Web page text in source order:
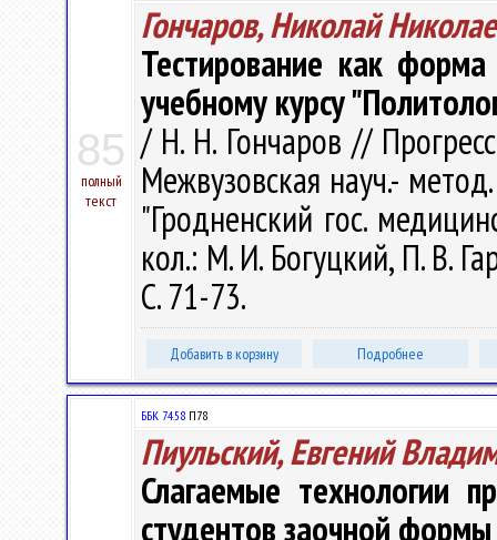
85
полный
текст
Гончаров, Николай
Тестирование как
учебному курсу
/ Н. Н. Гончаров //
Межвузовская науч.-
"Гродненский гос.
кол.: М. И. Богуцкий, П. В.
С. 71-73.
Добавить в корзину Подробнее
ББК 74.58 П78
Пиульский, Евгений
Слагаемые технологии
студентов заочной